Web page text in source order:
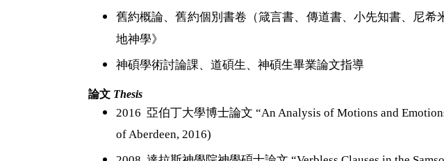
舊約概論、舊約個別書卷（箴言書、傳道書、小先知書、尼希
地神學》
神碩學術討論課、道碩生、神碩生畢業論文指導
論文 Thesis
2016 亞伯丁大學博士論文 “An Analysis of Motions and
of Aberdeen, 2016)